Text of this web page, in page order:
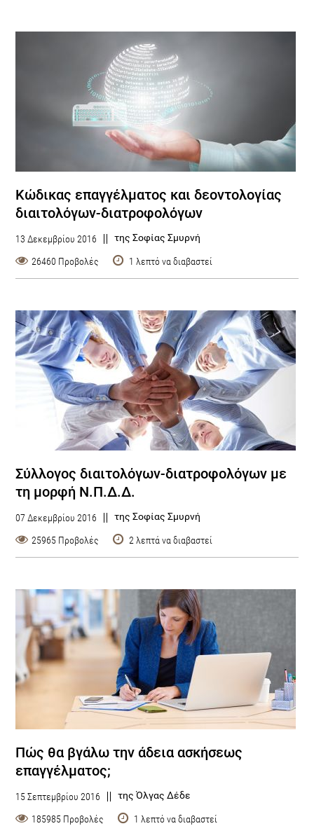
Κώδικας επαγγέλματος και δεοντολογίας
διαιτολόγων-διατροφολόγων
13 Δεκεμβρίου 2016 της Σοφίας Σμυρνή
26460 Προβολές 1 λεπτό να διαβαστεί
Σύλλογος διαιτολόγων-διατροφολόγων με
τη μορφή Ν.Π.Δ.Δ.
07 Δεκεμβρίου 2016 της Σοφίας Σμυρνή
25965 Προβολές 2 λεπτά να διαβαστεί
Πώς θα βγάλω την άδεια ασκήσεως
επαγγέλματος;
15 Σεπτεμβρίου 2016 της Όλγας Δέδε
185985 Προβολές 1 λεπτό να διαβαστεί